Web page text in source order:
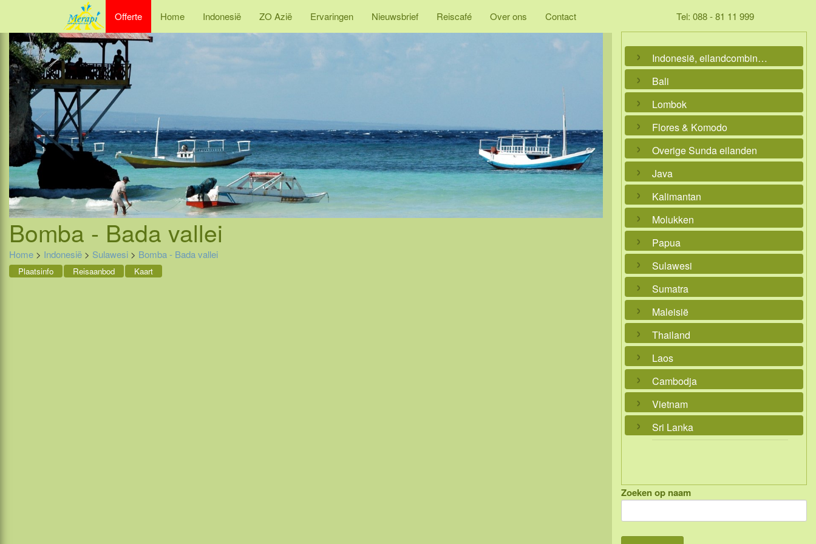
Offerte Home Indonesië ZO Azië Ervaringen Nieuwsbrief Reiscafé Over ons Contact Tel: 088 - 81 11 999
Bomba - Bada vallei
Home > Indonesië > Sulawesi > Bomba - Bada vallei
Plaatsinfo Reisaanbod Kaart
Indonesië, eilandcombinaties
Bali
Lombok
Flores & Komodo
Overige Sunda eilanden
Java
Kalimantan
Molukken
Papua
Sulawesi
Sumatra
Maleisië
Thailand
Laos
Cambodja
Vietnam
Sri Lanka
Zoeken op naam